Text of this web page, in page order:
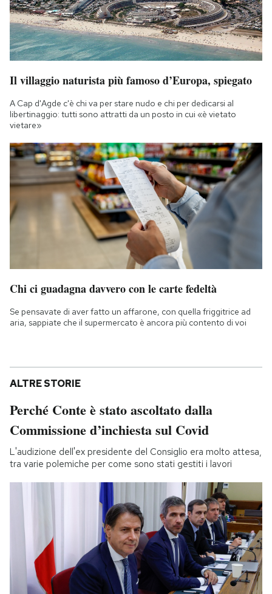
Il villaggio naturista più famoso d’Europa, spiegato
A Cap d'Agde c'è chi va per stare nudo e chi per dedicarsi al
libertinaggio: tutti sono attratti da un posto in cui «è vietato
vietare»
Chi ci guadagna davvero con le carte fedeltà
Se pensavate di aver fatto un affarone, con quella friggitrice ad
aria, sappiate che il supermercato è ancora più contento di voi
ALTRE STORIE
Perché Conte è stato ascoltato dalla
Commissione d’inchiesta sul Covid
L'audizione dell'ex presidente del Consiglio era molto attesa,
tra varie polemiche per come sono stati gestiti i lavori